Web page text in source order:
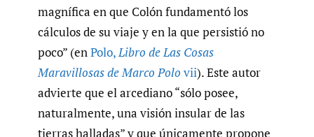
magnífica en que Colón fundamentó los
cálculos de su viaje y en la que persistió no
poco” (enPolo,Libro de Las Cosas
Maravillosas de Marco Polo vii). Este autor
advierte que el arcediano “sólo posee,
naturalmente, una visión insular de las
tierras halladas” y que únicamente propone